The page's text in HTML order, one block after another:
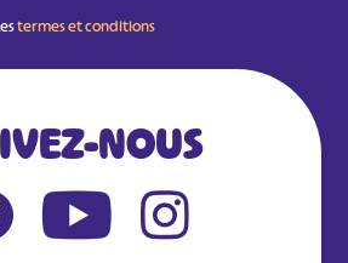
termes et conditions
NOUS